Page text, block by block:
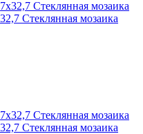
Стеклянная мозаика
Стеклянная мозаика